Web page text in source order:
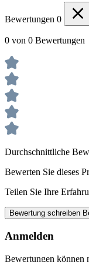
Bewertungen 0
0 von 0 Bewertungen
Durchschnittliche
Bewerten Sie dieses
Teilen Sie Ihre
Bewertung schreiben
Anmelden
Bewertungen können